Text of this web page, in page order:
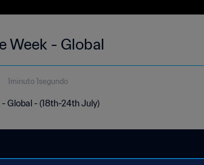
Week - Global
1minuto 1segundo
Global - (18th-24th July)